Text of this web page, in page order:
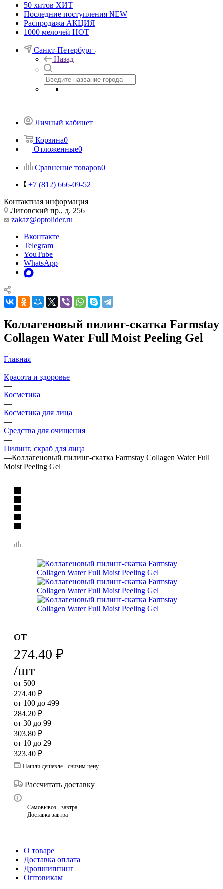
50 хитов ХИТ
Последние поступления NEW
Распродажа АКЦИЯ
1000 мелочей HOT
Санкт-Петербург
Назад
Личный кабинет
Корзина0
Отложенные0
Сравнение товаров0
+7 (812) 666-09-52
Контактная информация
Лиговский пр., д. 256
zakaz@optolider.ru
Вконтакте
Telegram
YouTube
WhatsApp
Коллагеновый пилинг-скатка Farmstay
Collagen Water Full Moist Peeling Gel
Главная
—
Красота и здоровье
—
Косметика
—
Косметика для лица
—
Средства для очищения
—
Пилинг, скраб для лица
—Коллагеновый пилинг-скатка Farmstay Collagen Water Full
Moist Peeling Gel
от
274.40 ₽
/шт
от 500
274.40 ₽
от 100 до 499
284.20 ₽
от 30 до 99
303.80 ₽
от 10 до 29
323.40 ₽
Нашли дешевле - снизим цену
Рассчитать доставку
Самовывоз - завтра
Доставка завтра
О товаре
Доставка оплата
Дропшиппинг
Оптовикам